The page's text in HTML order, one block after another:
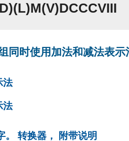
同时使用加法和减法表示
法
法
。 转换器， 附带说明